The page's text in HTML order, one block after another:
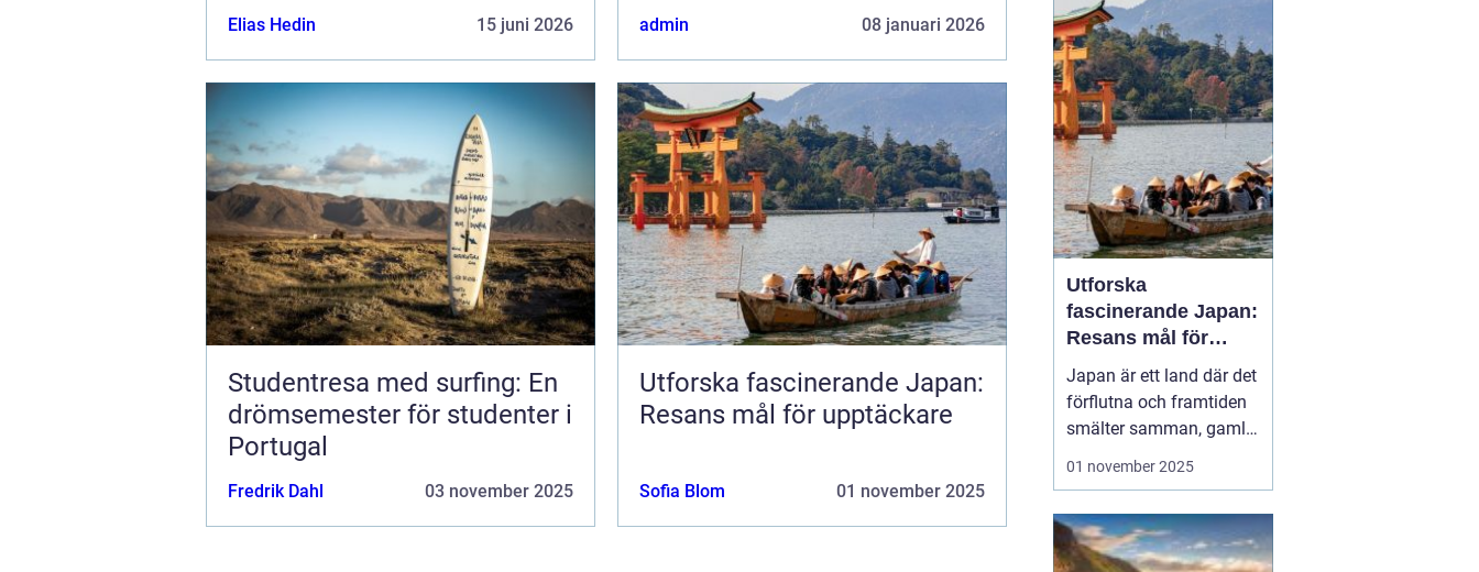
Elias Hedin 15 juni 2026 admin 08 januari 2026
Studentresa med surfing: En
drömsemester för studenter i
Portugal
Fredrik Dahl 03 november 2025
Utforska fascinerande Japan:
Resans mål för upptäckare
Sofia Blom 01 november 2025
älskar havet och söker
spänning finns det få
äventyr som slår en03
november 2025
Utforska
fascinerande Japan:
Resans mål för
upptäckare
Japan är ett land där det
förflutna och framtiden
smälter samman, gamla
tempel existerar sida vid
lockas av den rika
kulturen, natursköna
01 november 2025